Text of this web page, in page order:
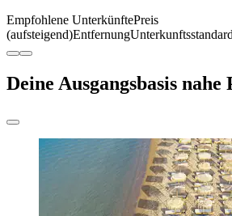
Empfohlene UnterkünftePreis
(aufsteigend)EntfernungUnterkunftsstandard
Deine Ausgangsbasis